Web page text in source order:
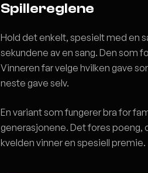
Spillereglene
Hold det enkelt, spesielt med en
sekundene av en sang. Den som
Vinneren far velge hvilken gave
neste gave selv.
En variant som fungerer bra for
generasjonene. Det fores poeng,
kvelden vinner en spesiell premie.